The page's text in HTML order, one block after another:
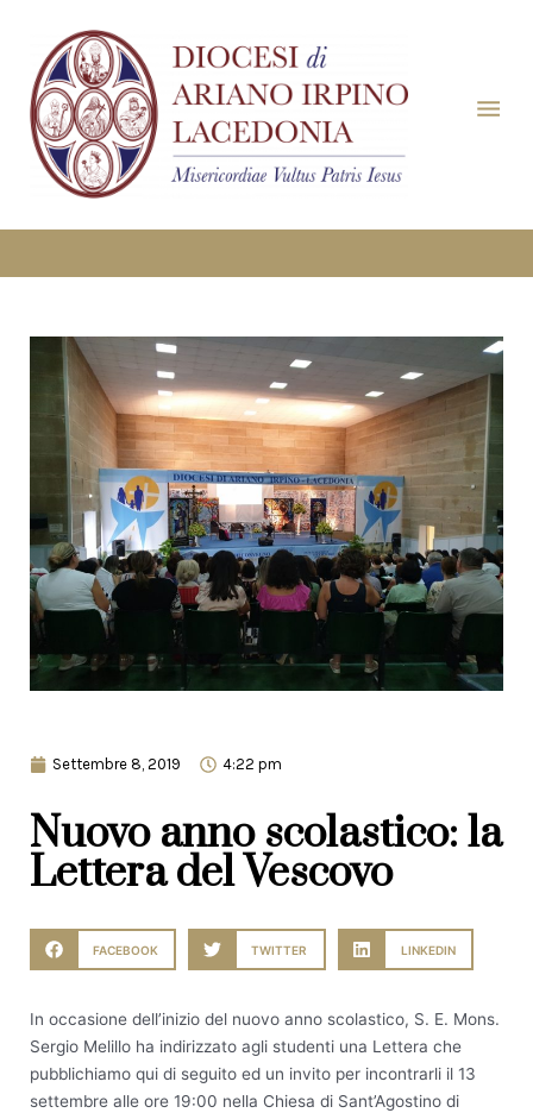
Settembre 8, 2019 4:22 pm
Nuovo anno scolastico: la
Lettera del Vescovo
FACEBOOK TWITTER LINKEDIN
In occasione dell’inizio del nuovo anno scolastico, S. E. Mons.
Sergio Melillo ha indirizzato agli studenti una Lettera che
pubblichiamo qui di seguito ed un invito per incontrarli il 13
settembre alle ore 19:00 nella Chiesa di Sant’Agostino di